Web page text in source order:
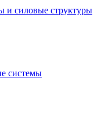
и силовые структуры
системы